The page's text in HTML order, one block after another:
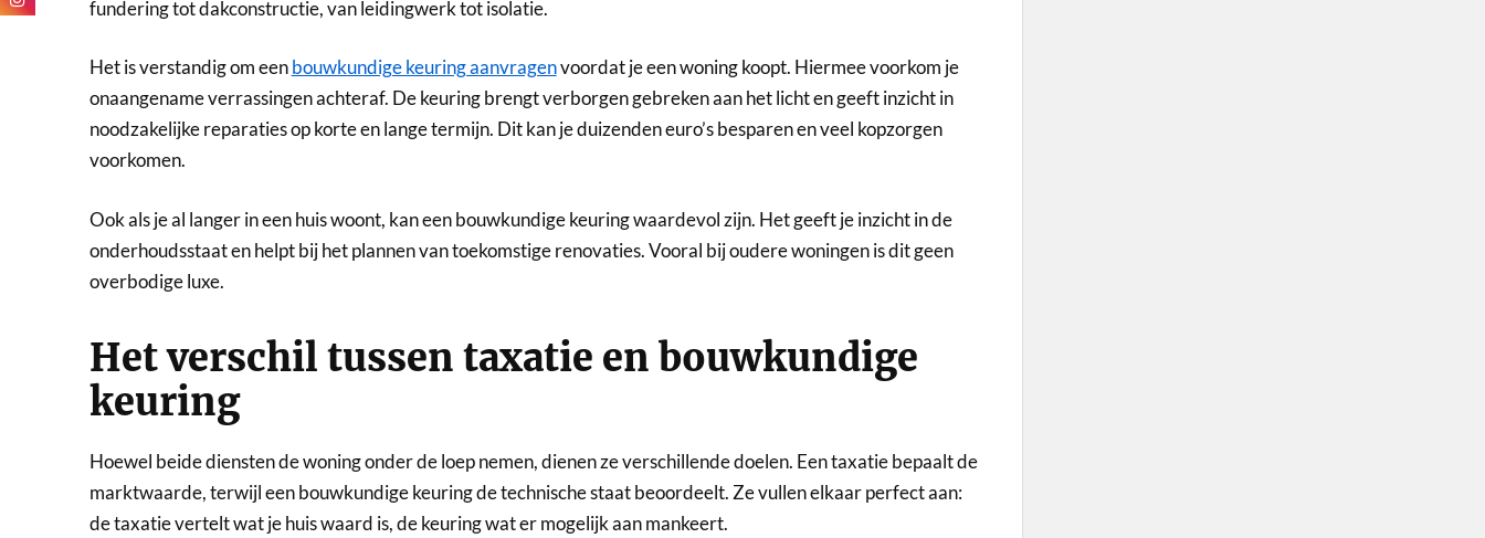
fundering tot dakconstructie, van leidingwerk tot isolatie.
Het is verstandig om eenbouwkundige keuring aanvragenvoordat je een woning koopt. Hiermee voorkom je
onaangename verrassingen achteraf. De keuring brengt verborgen gebreken aan het licht en geeft inzicht in
noodzakelijke reparaties op korte en lange termijn. Dit kan je duizenden euro’s besparen en veel kopzorgen
voorkomen.
Ook als je al langer in een huis woont, kan een bouwkundige keuring waardevol zijn. Het geeft je inzicht in de
onderhoudsstaat en helpt bij het plannen van toekomstige renovaties. Vooral bij oudere woningen is dit geen
overbodige luxe.
Het verschil tussen taxatie en bouwkundige
keuring
Hoewel beide diensten de woning onder de loep nemen, dienen ze verschillende doelen. Een taxatie bepaalt de
marktwaarde, terwijl een bouwkundige keuring de technische staat beoordeelt. Ze vullen elkaar perfect aan:
de taxatie vertelt wat je huis waard is, de keuring wat er mogelijk aan mankeert.